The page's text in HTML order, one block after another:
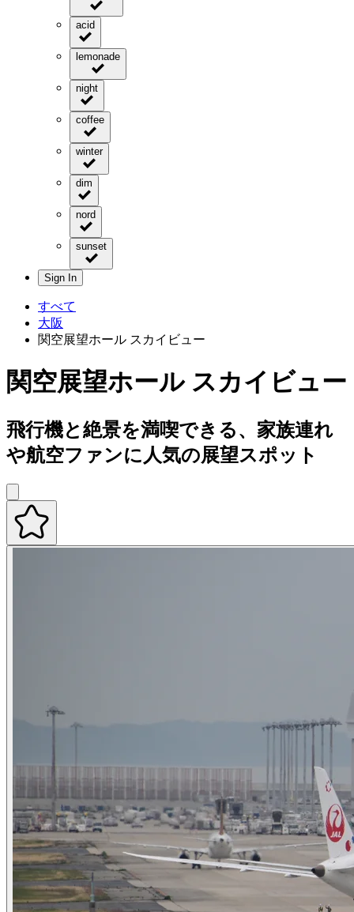
acid
lemonade
night
coffee
winter
dim
nord
sunset
Sign In
すべて
大阪
関空展望ホール スカイビュー
関空展望ホール スカイビュー
飛行機と絶景を満喫できる、家族連れ
や航空ファンに人気の展望スポット